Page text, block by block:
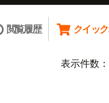
閲覧履歴 クイッ
表示件数：